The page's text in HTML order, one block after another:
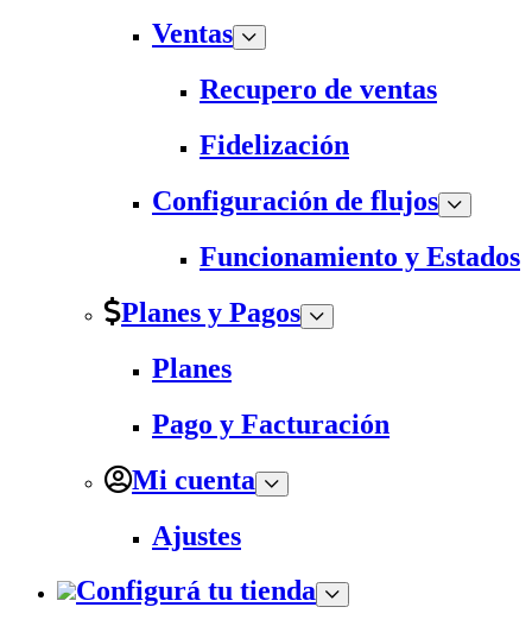
Ventas
Recupero de ventas
Fidelización
Configuración de flujos
Funcionamiento y Estados
Planes y Pagos
Planes
Pago y Facturación
Mi cuenta
Ajustes
Configurá tu tienda